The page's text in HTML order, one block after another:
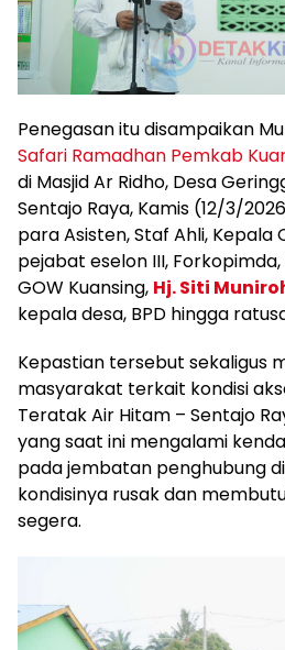
Penegasan itu disampaikan
Safari Ramadhan Pemkab
di Masjid Ar Ridho, Desa
Sentajo Raya, Kamis (12/3/
para Asisten, Staf Ahli, Kepala
pejabat eselon III,
GOW Kuansing, Hj. Siti
kepala desa, BPD hingga
Kepastian tersebut sekaligus
masyarakat terkait kondisi
Teratak Air Hitam – Sentajo
yang saat ini mengalami
pada jembatan penghubung
kondisinya rusak dan
segera.